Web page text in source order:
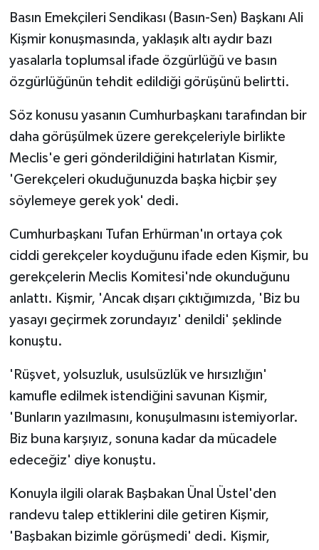
Basın Emekçileri Sendikası (Basın-Sen) Başkanı Ali
Kişmir konuşmasında, yaklaşık altı aydır bazı
yasalarla toplumsal ifade özgürlüğü ve basın
özgürlüğünün tehdit edildiği görüşünü belirtti.
Söz konusu yasanın Cumhurbaşkanı tarafından bir
daha görüşülmek üzere gerekçeleriyle birlikte
Meclis'e geri gönderildiğini hatırlatan Kismir,
'Gerekçeleri okuduğunuzda başka hiçbir şey
söylemeye gerek yok' dedi.
Cumhurbaşkanı Tufan Erhürman'ın ortaya çok
ciddi gerekçeler koyduğunu ifade eden Kişmir, bu
gerekçelerin Meclis Komitesi'nde okunduğunu
anlattı. Kişmir, 'Ancak dışarı çıktığımızda, 'Biz bu
yasayı geçirmek zorundayız' denildi' şeklinde
konuştu.
'Rüşvet, yolsuzluk, usulsüzlük ve hırsızlığın'
kamufle edilmek istendiğini savunan Kişmir,
'Bunların yazılmasını, konuşulmasını istemiyorlar.
Biz buna karşıyız, sonuna kadar da mücadele
edeceğiz' diye konuştu.
Konuyla ilgili olarak Başbakan Ünal Üstel'den
randevu talep ettiklerini dile getiren Kişmir,
'Başbakan bizimle görüşmedi' dedi. Kişmir,